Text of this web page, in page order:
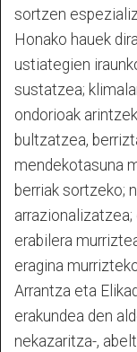
sortzen
Honako hauek
ustiategien
sustatzea;
ondorioak
bultzatzea,
mendekotasuna
berriak sortzeko;
erabilera
eragina
Arrantza eta
erakundea den
nekazaritza-,